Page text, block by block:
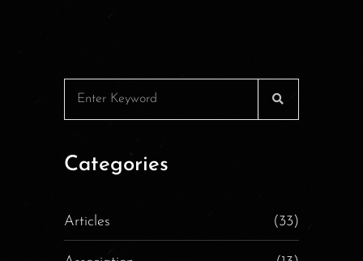
Categories
Articles (33)